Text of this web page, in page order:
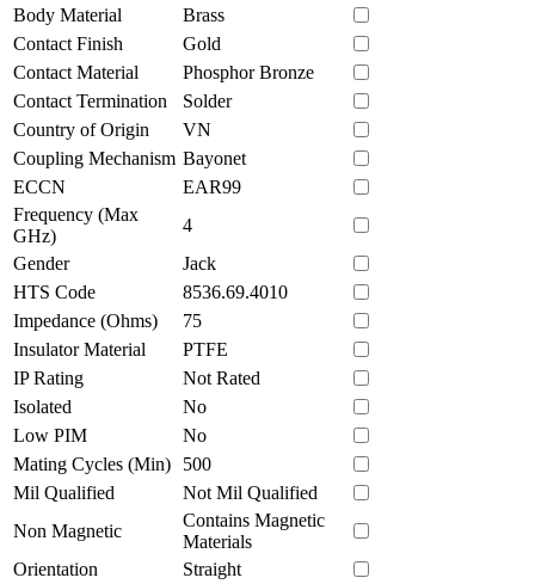
Body Material
Brass
Contact Finish
Gold
Contact Material
Phosphor Bronze
Contact Termination
Solder
Country of Origin
VN
Coupling Mechanism Bayonet
ECCN
EAR99
Frequency (Max
GHz)
4
Gender
Jack
HTS Code
8536.69.4010
Impedance (Ohms)
75
Insulator Material
PTFE
IP Rating
Not Rated
Isolated
No
Low PIM
No
Mating Cycles (Min)
500
Mil Qualified
Not Mil Qualified
Non Magnetic
Contains Magnetic
Materials
Orientation
Straight